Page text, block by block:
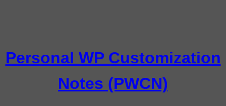
キ
Personal WP Customization
Notes (PWCN)